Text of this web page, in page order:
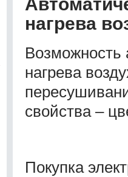
нагрева
Возможность
нагрева
свойства –
Покупка